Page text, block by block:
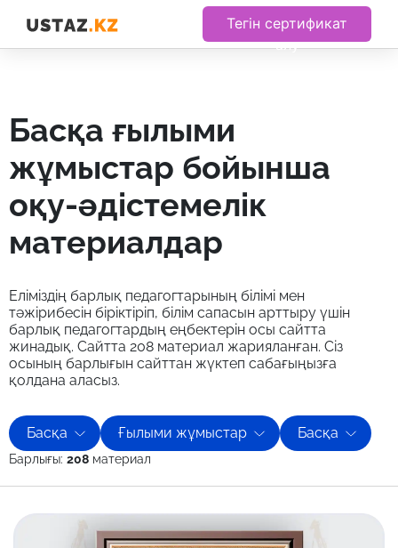
Тегін сертификат
алу
басқа ғылыми
жұмыстар бойынша
оқу-әдістемелік
материалдар
Еліміздің барлық педагогтарының білімі мен
тәжірибесін біріктіріп, білім сапасын арттыру үшін
барлық педагогтардың еңбектерін осы сайтта
жинадық. Сайтта 208 материал жарияланған. Сіз
осының барлығын сайттан жүктеп сабағыңызға
қолдана аласыз.
Басқа Ғылыми жұмыстар Басқа
Барлығы: 208 материал